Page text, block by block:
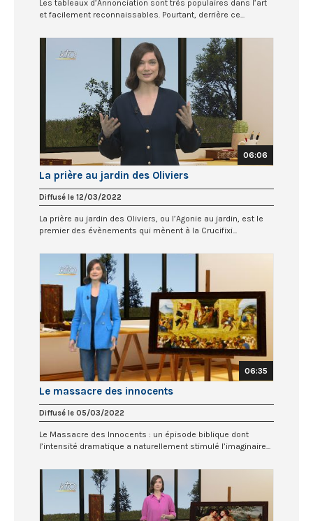
Les tableaux d’Annonciation sont très populaires dans l’art
et facilement reconnaissables. Pourtant, derrière ce...
06:06
La prière au jardin des Oliviers
Diffusé le 12/03/2022
La prière au jardin des Oliviers, ou l’Agonie au jardin, est le
premier des évènements qui mènent à la Crucifixi...
06:35
Le massacre des innocents
Diffusé le 05/03/2022
Le Massacre des Innocents : un épisode biblique dont
l’intensité dramatique a naturellement stimulé l’imaginaire...